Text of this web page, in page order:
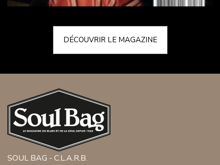
DÉCOUVRIR LE MAGAZINE
SOUL BAG - C.L.A.R.B.